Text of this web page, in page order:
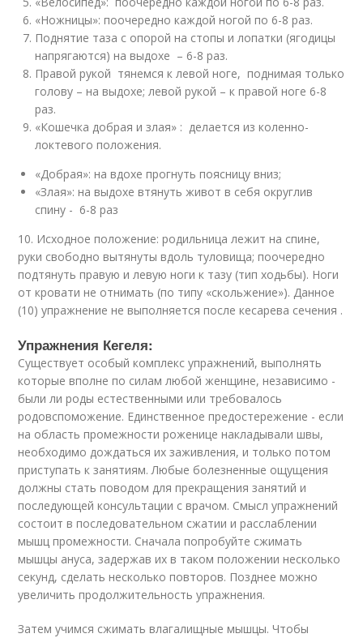
«Ножницы»: поочередно каждой ногой по 6-8 раз.
Поднятие таза с опорой на стопы и лопатки (ягодицы
напрягаются) на выдохе – 6-8 раз.
Правой рукой тянемся к левой ноге, поднимая только
голову – на выдохе; левой рукой – к правой ноге 6-8
раз.
«Кошечка добрая и злая» : делается из коленно-
локтевого положения.
«Добрая»: на вдохе прогнуть поясницу вниз;
«Злая»: на выдохе втянуть живот в себя округлив
спину - 6-8 раз
10. Исходное положение: родильница лежит на спине,
руки свободно вытянуты вдоль туловища; поочередно
подтянуть правую и левую ноги к тазу (тип ходьбы). Ноги
от кровати не отнимать (по типу «скольжение»). Данное
(10) упражнение не выполняется после кесарева сечения .
Упражнения Кегеля:
Существует особый комплекс упражнений, выполнять
которые вполне по силам любой женщине, независимо -
были ли роды естественными или требовалось
родовспоможение. Единственное предостережение - если
на область промежности роженице накладывали швы,
необходимо дождаться их заживления, и только потом
приступать к занятиям. Любые болезненные ощущения
должны стать поводом для прекращения занятий и
последующей консультации с врачом. Смысл упражнений
состоит в последовательном сжатии и расслаблении
мышц промежности. Сначала попробуйте сжимать
мышцы ануса, задержав их в таком положении несколько
секунд, сделать несколько повторов. Позднее можно
увеличить продолжительность упражнения.
Затем учимся сжимать влагалищные мышцы. Чтобы